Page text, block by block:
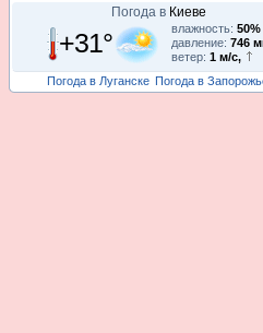
Погода в Киеве
+31° влажность: 50%
давление: 746
ветер: 1 м/с,
Погода в Луганске
Погода в